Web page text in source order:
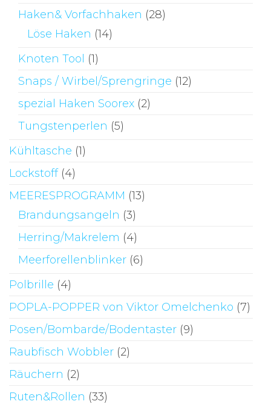
Haken& Vorfachhaken (28)
Löse Haken (14)
Knoten Tool (1)
Snaps / Wirbel/Sprengringe (12)
spezial Haken Soorex (2)
Tungstenperlen (5)
Kühltasche (1)
Lockstoff (4)
MEERESPROGRAMM (13)
Brandungsangeln (3)
Herring/Makrelem (4)
Meerforellenblinker (6)
Polbrille (4)
POPLA-POPPER von Viktor Omelchenko (7)
Posen/Bombarde/Bodentaster (9)
Raubfisch Wobbler (2)
Räuchern (2)
Ruten&Rollen (33)